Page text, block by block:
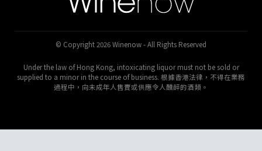
© Copyright 2026 Winenow - All Rights Reserved
Under the law of Hong Kong, intoxicating liquor must not be sold or
supplied to a minor in the course of business. 根據香港法律，不得在業務
過程中，向未成年人售賣或供應令人醺醉的酒類。